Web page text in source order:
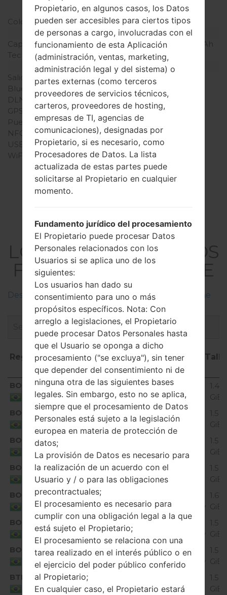
pulgada)
Colores de pantalla
16M colores
Batería y Teclado
Capacidad de batería
Extraíble Li-Ion 2300 mAh
Teclado físico
-
Interfaces
Salida de audio
3.5mm jack
Bluetooth
versión 4.1, A2DP, LE
DLNA
No
GPS
A-GPS, GLONASS
Puerto infrarrojo
No
NFC
Sí
USB
microUSB 2.0
WiFi
Wi-Fi 802.11 a/b/g/n/ac,
dual-band, WiFi Direct,
hotspot
El Firmware
LGK430DSF(LGK430DS
F) akaLG K10 Dual LTE
Descripciones de regiones firmwares de LG Phone
Región Nombre de archivo OS Talla
Región Nombre de archivo OS
BOI
Brazil
K430dsF10a_01_0509.kdz
Unknown
1.48
GiB
BOI
Brazil
K430dsF10a_03_0805.kdz
Unknown
1.56
GiB
BOI
Brazil
K430dsF10a_05_1214.kdz
1.52
GiB
BOI
Brazil
K430dsF10a_06_0131.kdz
Unknown
1.58
GiB
BOI
Brazil
K430dsF10a_07_0314.kdz
Marshmallow
1.61
GiB
BOI
Brazil
K430dsF10a_08_1017.kdz
Android 6.0.x
1.57
GiB
BOI
Brazil
K430dsF10a_09_0201.kdz
Android 6.0.x
Marshmallow
1.57
GiB
BTM
Brazil
K430dsF10a_02_0427.kdz
Unknown
1.59
GiB
Propietario, en algunos casos, los Datos
pueden ser accesibles para ciertos tipos
de personas a cargo, involucradas con el
funcionamiento de esta Aplicación
(administración, ventas, marketing,
administración legal y del sistema) o
partes externas (como terceros
proveedores de servicios técnicos,
carteros, proveedores de hosting,
empresas de TI, agencias de
comunicaciones), designadas por
Propietario, si es necesario, como
Procesadores de Datos. La lista
actualizada de estas partes puede
solicitarse al Propietario en cualquier
momento.
Fundamento jurídico del procesamiento
El Propietario puede procesar Datos
Personales relacionados con los
Usuarios si se aplica uno de los
siguientes:
Los usuarios han dado su
consentimiento para uno o más
propósitos específicos. Nota: Con
arreglo a legislaciones, el Propietario
puede procesar Datos Personales hasta
que el Usuario se oponga a dicho
procesamiento ("se excluya"), sin tener
que depender del consentimiento ni de
ninguna otra de las siguientes bases
legales. Sin embargo, esto no se aplica,
siempre que el procesamiento de Datos
Personales está sujeto a la legislación
europea en materia de protección de
datos;
La provisión de Datos es necesario para
la realización de un acuerdo con el
Usuario y / o para las obligaciones
precontractuales;
El procesamiento es necesario para
cumplir con una obligación legal a la que
está sujeto el Propietario;
El procesamiento se relaciona con una
tarea realizado en el interés público o en
el ejercicio del poder público conferido
al Propietario;
En cualquier caso, el Propietario estará